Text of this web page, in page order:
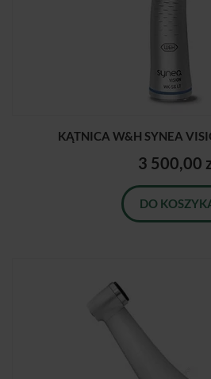
KĄTNICA W&H SYNEA
3 500,00
DO